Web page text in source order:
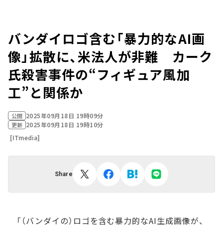
バンダイロゴ含む「暴力的なAI画
像」拡散に、米法人が非難 カーク
氏殺害事件の“フィギュア風加
工”と関係か
公開 2025年09月18日 19時09分
更新 2025年09月18日 19時10分
[ITmedia]
Share
「（バンダイの）ロゴを含む暴力的なAI生成画像が、